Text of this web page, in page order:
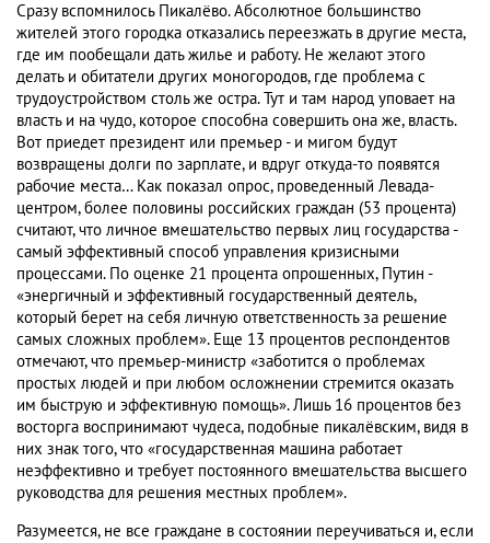
Сразу вспомнилось Пикалёво. Абсолютное большинство
жителей этого городка отказались переезжать в другие места,
где им пообещали дать жилье и работу. Не желают этого
делать и обитатели других моногородов, где проблема с
трудоустройством столь же остра. Тут и там народ уповает на
власть и на чудо, которое способна совершить она же, власть.
Вот приедет президент или премьер - и мигом будут
возвращены долги по зарплате, и вдруг откуда-то появятся
рабочие места… Как показал опрос, проведенный Левада-
центром, более половины российских граждан (53 процента)
считают, что личное вмешательство первых лиц государства -
самый эффективный способ управления кризисными
процессами. По оценке 21 процента опрошенных, Путин -
«энергичный и эффективный государственный деятель,
который берет на себя личную ответственность за решение
самых сложных проблем». Еще 13 процентов респондентов
отмечают, что премьер-министр «заботится о проблемах
простых людей и при любом осложнении стремится оказать
им быструю и эффективную помощь». Лишь 16 процентов без
восторга воспринимают чудеса, подобные пикалёвским, видя в
них знак того, что «государственная машина работает
неэффективно и требует постоянного вмешательства высшего
руководства для решения местных проблем».
Разумеется, не все граждане в состоянии переучиваться и, если